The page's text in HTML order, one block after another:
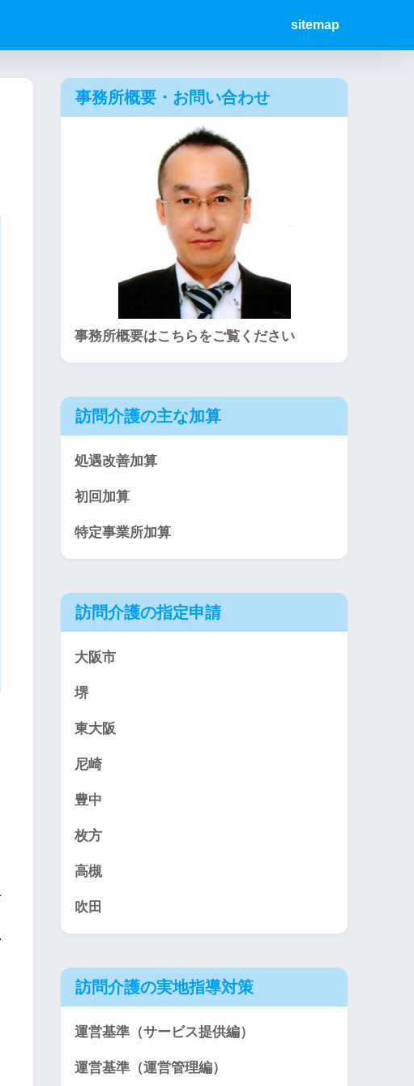
sitemap
事務所概要・お問い合わせ
事務所概要はこちらをご覧ください
訪問介護の主な加算
処遇改善加算
初回加算
特定事業所加算
訪問介護の指定申請
大阪市
堺
東大阪
尼崎
豊中
枚方
高槻
吹田
訪問介護の実地指導対策
運営基準（サービス提供編）
運営基準（運営管理編）